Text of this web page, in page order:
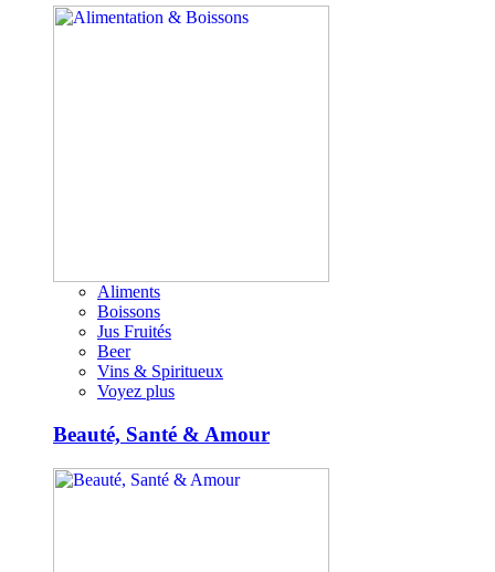
Aliments
Boissons
Jus Fruités
Beer
Vins & Spiritueux
Voyez plus
Beauté, Santé & Amour